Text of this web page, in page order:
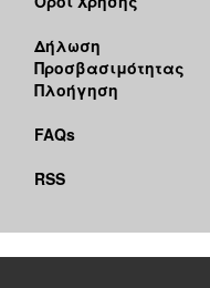
Δήλωση
Προσβασιμότητας
Πλοήγηση
FAQs
RSS